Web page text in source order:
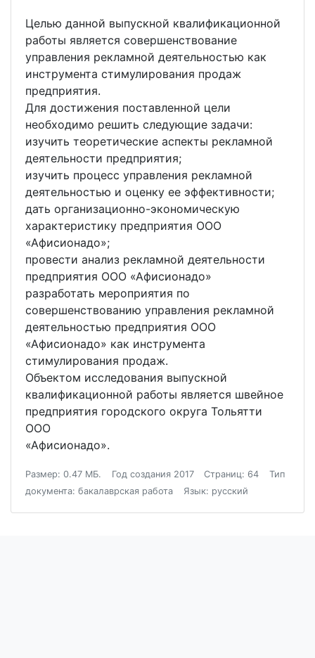
Целью данной выпускной квалификационной
работы является совершенствование
управления рекламной деятельностью как
инструмента стимулирования продаж
предприятия.
Для достижения поставленной цели
необходимо решить следующие задачи:
изучить теоретические аспекты рекламной
деятельности предприятия;
изучить процесс управления рекламной
деятельностью и оценку ее эффективности;
дать организационно-экономическую
характеристику предприятия ООО
«Афисионадо»;
провести анализ рекламной деятельности
предприятия ООО «Афисионадо»
разработать мероприятия по
совершенствованию управления рекламной
деятельностью предприятия ООО
«Афисионадо» как инструмента
стимулирования продаж.
Объектом исследования выпускной
квалификационной работы является швейное
предприятия городского округа Тольятти
ООО
«Афисионадо».
Размер: 0.47 МБ. Год создания 2017 Страниц: 64
Тип
документа: бакалаврская работа
Язык: русский